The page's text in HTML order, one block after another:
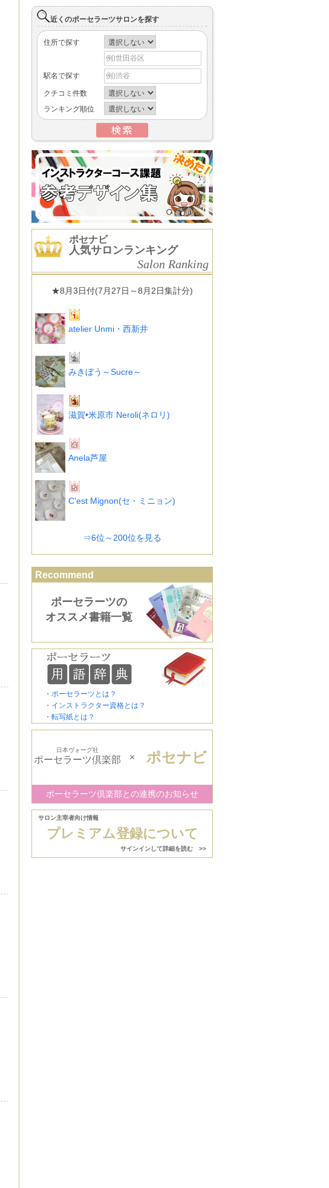
近くのポーセラーツサロンを探す
住所で探す
駅名で探す
クチコミ件数
ランキング順位
ポセナビ
人気サロンランキング
Salon Ranking
★8月3日付(7月27日～8月2日集計分)
atelier Unmi・西新井
みきぼう～Sucre～
滋賀•米原市 Neroli(ネロリ)
Anela芦屋
C'est Mignon(セ・ミニョン)
⇒6位～200位を見る
Recommend
ポーセラーツの
オススメ書籍一覧
・ ポーセラーツとは？
・ インストラクター資格とは？
・ 転写紙とは？
日本ヴォーグ社
ポーセラーツ倶楽部 × ポセナビ
ポーセラーツ倶楽部との連携のお知らせ
サロン主宰者向け情報
プレミアム登録について
サインインして詳細を読む >>